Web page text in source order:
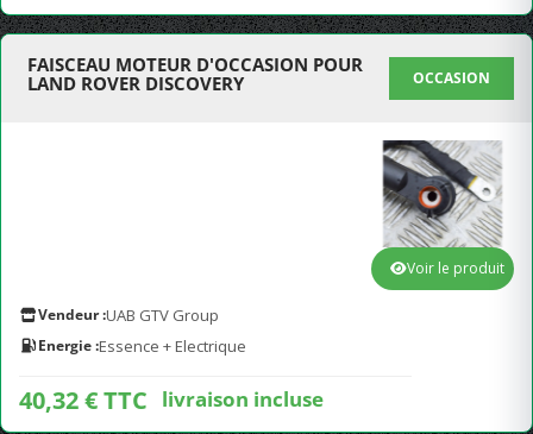
FAISCEAU MOTEUR D'OCCASION POUR
LAND ROVER DISCOVERY
OCCASION
Vendeur :UAB GTV Group
Energie :Essence + Electrique
40,32 € TTC livraison incluse
Voir le produit